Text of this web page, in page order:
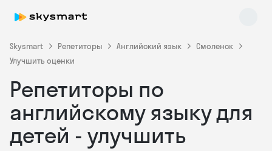
Skysmart Репетиторы Английский язык
Смоленск
Улучшить оценки
Репетиторы по
английскому языку для
детей - улучшить